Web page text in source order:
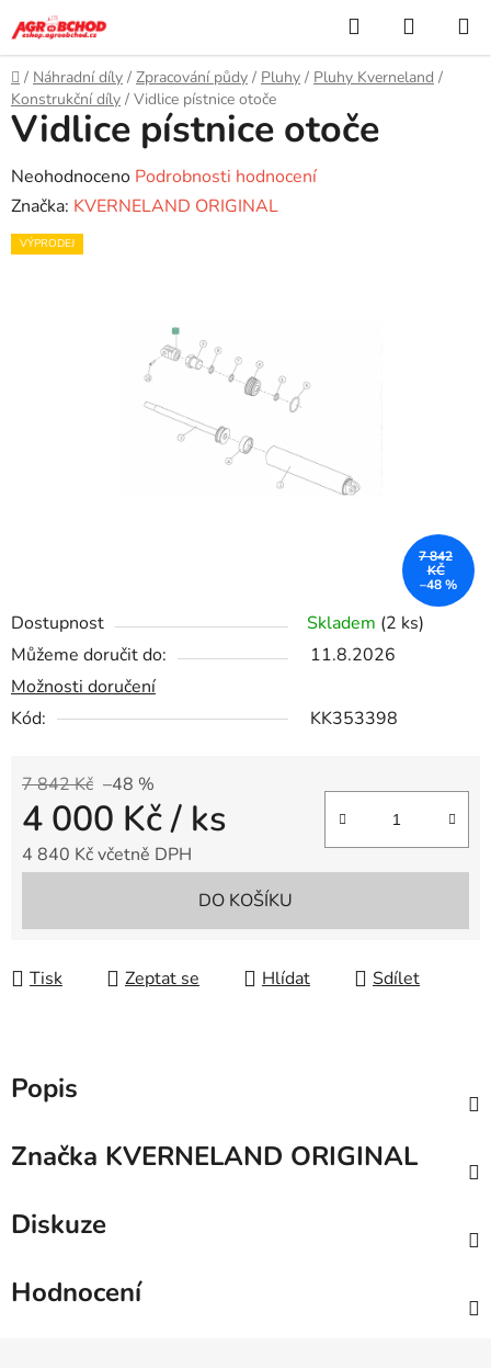
na
obsah
Hledat
KOŠÍK
Domů
/ Náhradní díly / Zpracování půdy / Pluhy / Pluhy Kverneland /
Konstrukční díly / Vidlice pístnice otoče
Dostupnost Skladem (2 ks)
Můžeme doručit do:
11.8.2026
Možnosti doručení
Kód:
KK353398
7 842 Kč –48 %
4 000 Kč/ ks
4 840 Kč včetně DPH
DO KOŠÍKU
Tisk Zeptat se Hlídat Sdílet
Vidlice pístnice otoče
Průměrné
hodnocení
produktu
Neohodnoceno Podrobnosti hodnocení
Značka: KVERNELAND ORIGINAL
VÝPRODEJ
7 842
KČ
–48 %
Popis
Značka KVERNELAND ORIGINAL
Diskuze
Hodnocení